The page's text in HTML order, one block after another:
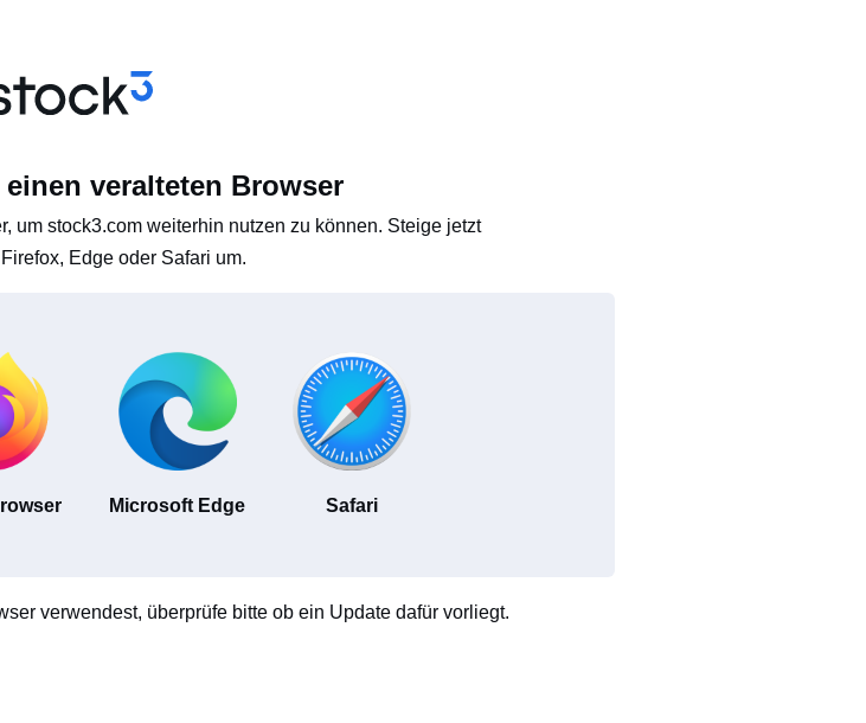
veralteten Browser
um stock3.com weiterhin nutzen zu können. Steige jetzt
Edge oder Safari um.
Microsoft Edge Safari
verwendest, überprüfe bitte ob ein Update dafür vorliegt.